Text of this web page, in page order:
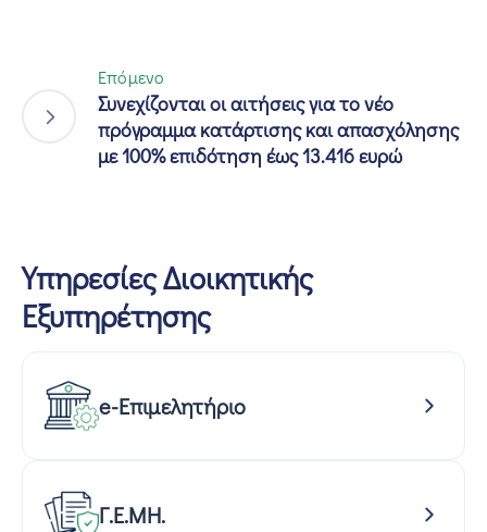
Επόμενο
Συνεχίζονται οι αιτήσεις για το νέο
πρόγραμμα κατάρτισης και απασχόλησης
με 100% επιδότηση έως 13.416 ευρώ
Υπηρεσίες Διοικητικής
Εξυπηρέτησης
e-Επιμελητήριο
Γ.Ε.ΜΗ.